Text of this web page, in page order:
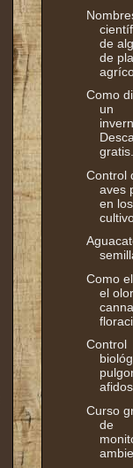
de
de
Como
un
gratis.
Control
aves
en los
Como
el
Control
Curso
de